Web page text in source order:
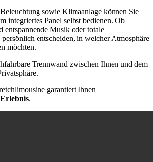
sowie Klimaanlage können Sie
integriertes Panel selbst bedienen. Ob
entspannende Musik oder totale
entscheiden, in welcher Atmosphäre
möchten.
Trennwand zwischen Ihnen und dem
garantiert Ihnen
Erlebnis.